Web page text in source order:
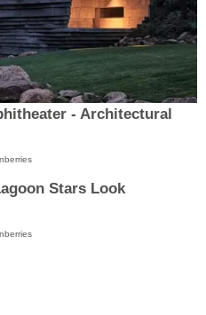
- Architectural
Stars Look